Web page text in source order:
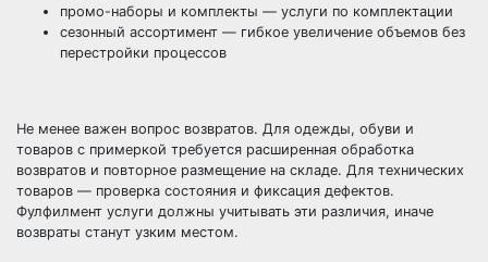
промо-наборы и комплекты — услуги по комплектации
сезонный ассортимент — гибкое увеличение объемов без
перестройки процессов
Не менее важен вопрос возвратов. Для одежды, обуви и
товаров с примеркой требуется расширенная обработка
возвратов и повторное размещение на складе. Для технических
товаров — проверка состояния и фиксация дефектов.
Фулфилмент услуги должны учитывать эти различия, иначе
возвраты станут узким местом.